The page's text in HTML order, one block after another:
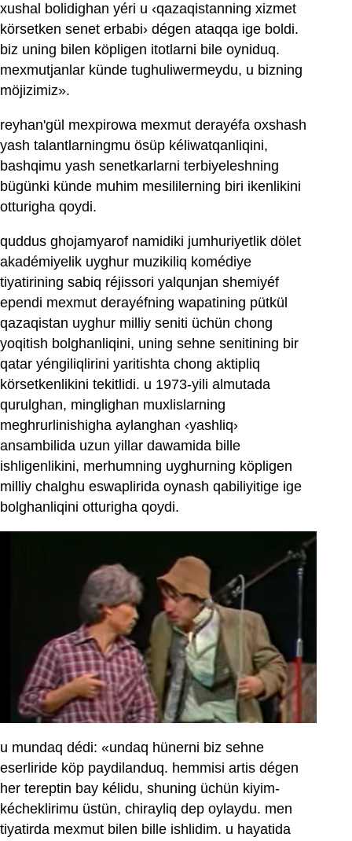
xushal bolidighan yéri u ‹qazaqistanning xizmet
körsetken senet erbabi› dégen ataqqa ige boldi.
biz uning bilen köpligen itotlarni bile oyniduq.
mexmutjanlar künde tughuliwermeydu, u bizning
möjizimiz».
reyhan'gül mexpirowa mexmut derayéfa oxshash
yash talantlarningmu ösüp kéliwatqanliqini,
bashqimu yash senetkarlarni terbiyeleshning
bügünki künde muhim mesililerning biri ikenlikini
otturigha qoydi.
quddus ghojamyarof namidiki jumhuriyetlik dölet
akadémiyelik uyghur muzikiliq komédiye
tiyatirining sabiq réjissori yalqunjan shemiyéf
ependi mexmut derayéfning wapatining pütkül
qazaqistan uyghur milliy seniti üchün chong
yoqitish bolghanliqini, uning sehne senitining bir
qatar yéngiliqlirini yaritishta chong aktipliq
körsetkenlikini tekitlidi. u 1973-yili almutada
qurulghan, minglighan muxlislarning
meghrurlinishigha aylanghan ‹yashliq›
ansambilida uzun yillar dawamida bille
ishligenlikini, merhumning uyghurning köpligen
milliy chalghu eswaplirida oynash qabiliyitige ige
bolghanliqini otturigha qoydi.
u mundaq dédi: «undaq hünerni biz sehne
eserliride köp paydilanduq. hemmisi artis dégen
her tereptin bay kélidu, shuning üchün kiyim-
kécheklirimu üstün, chirayliq dep oylaydu. men
tiyatirda mexmut bilen bille ishlidim. u hayatida